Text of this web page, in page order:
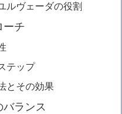
ルヴェーダの役割
ーチ
テップ
とその効果
ランス